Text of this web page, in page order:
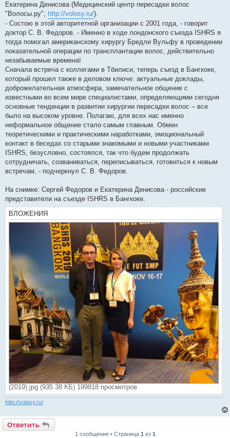
Екатерина Денисова (Медицинский центр пересадки волос
"Волосы.ру", http://volosy.ru/).
- Состою в этой авторитетной организации с 2001 года, - говорит
доктор С. В. Федоров. - Именно в ходе лондонского съезда ISHRS я
тогда помогал американскому хирургу Бредли Вульфу в проведении
показательной операции по трансплантации волос, действительно
незабываемые времена!
Сначала встреча с коллегами в Тбилиси, теперь съезд в Бангкоке,
который прошел также в деловом ключе: актуальные доклады,
доброжелательная атмосфера, замечательное общение с
известными во всем мире специалистами, определяющими сегодня
основные тенденции в развитии хирургии пересадки волос – все
было на высоком уровне. Полагаю, для всех нас именно
неформальное общение стало самым главным. Обмен
теоретическими и практическими наработками, эмоциональный
контакт в беседах со старыми знакомыми и новыми участниками
ISHRS, безусловно, состоялся, так что будем продолжать
сотрудничать, созваниваться, переписываться, готовиться к новым
встречам, - подчеркнул С. В. Федоров.
На снимке: Сергей Федоров и Екатерина Денисова - российские
представители на съезде ISHRS в Бангкоке.
ВЛОЖЕНИЯ
(2019).jpg (935.38 КБ) 199818 просмотров
http://volosy.ru/
Ответить
1 сообщение • Страница 1из 1